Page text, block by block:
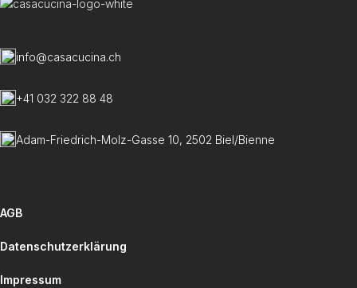
info@casacucina.ch
+41 032 322 88 48
Adam-Friedrich-Molz-Gasse 10, 2502 Biel/Bienne
AGB
Datenschutzerklärung
Impressum